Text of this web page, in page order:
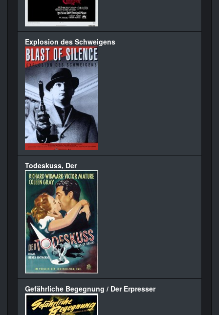
Explosion des Schweigens
Todeskuss, Der
Gefährliche Begegnung / Der Erpresser